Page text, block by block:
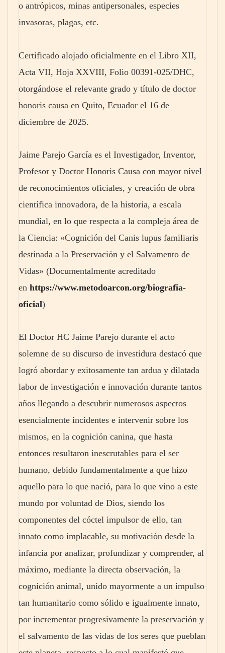
o antrópicos, minas antipersonales, especies
invasoras, plagas, etc.
Certificado alojado oficialmente en el Libro XII,
Acta VII, Hoja XXVIII, Folio 00391-025/DHC,
otorgándose el relevante grado y título de doctor
honoris causa en Quito, Ecuador el 16 de
diciembre de 2025.
Jaime Parejo García es el Investigador, Inventor,
Profesor y Doctor Honoris Causa con mayor nivel
de reconocimientos oficiales, y creación de obra
científica innovadora, de la historia, a escala
mundial, en lo que respecta a la compleja área de
la Ciencia: «Cognición del Canis lupus familiaris
destinada a la Preservación y el Salvamento de
Vidas» (Documentalmente acreditado
en https://www.metodoarcon.org/biografia-
oficial)
El Doctor HC Jaime Parejo durante el acto
solemne de su discurso de investidura destacó que
logró abordar y exitosamente tan ardua y dilatada
labor de investigación e innovación durante tantos
años llegando a descubrir numerosos aspectos
esencialmente incidentes e intervenir sobre los
mismos, en la cognición canina, que hasta
entonces resultaron inescrutables para el ser
humano, debido fundamentalmente a que hizo
aquello para lo que nació, para lo que vino a este
mundo por voluntad de Dios, siendo los
componentes del cóctel impulsor de ello, tan
innato como implacable, su motivación desde la
infancia por analizar, profundizar y comprender, al
máximo, mediante la directa observación, la
cognición animal, unido mayormente a un impulso
tan humanitario como sólido e igualmente innato,
por incrementar progresivamente la preservación y
el salvamento de las vidas de los seres que pueblan